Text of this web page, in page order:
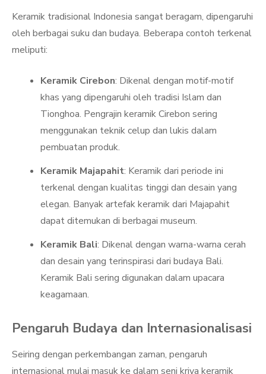
Keramik tradisional Indonesia sangat beragam, dipengaruhi
oleh berbagai suku dan budaya. Beberapa contoh terkenal
meliputi:
Keramik Cirebon: Dikenal dengan motif-motif
khas yang dipengaruhi oleh tradisi Islam dan
Tionghoa. Pengrajin keramik Cirebon sering
menggunakan teknik celup dan lukis dalam
pembuatan produk.
Keramik Majapahit: Keramik dari periode ini
terkenal dengan kualitas tinggi dan desain yang
elegan. Banyak artefak keramik dari Majapahit
dapat ditemukan di berbagai museum.
Keramik Bali: Dikenal dengan warna-warna cerah
dan desain yang terinspirasi dari budaya Bali.
Keramik Bali sering digunakan dalam upacara
keagamaan.
Pengaruh Budaya dan Internasionalisasi
Seiring dengan perkembangan zaman, pengaruh
internasional mulai masuk ke dalam seni kriya keramik